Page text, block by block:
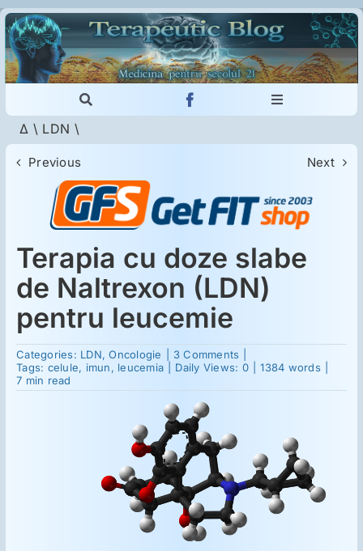
Skip
to
content
Toggle
Cautare...
Toggle
Imunologie
Dermatologie
Psihiatrie
Neurologie
Intoleranţa la gluten
Δ \ LDN \
Previous Next
Terapia cu doze slabe
de Naltrexon (LDN)
pentru leucemie
Categories: LDN,Oncologie 3 Comments
Terapia
pentru
leucemie
Tags: celule, imun, leucemia Daily Views: 0 1384 words
7 min read